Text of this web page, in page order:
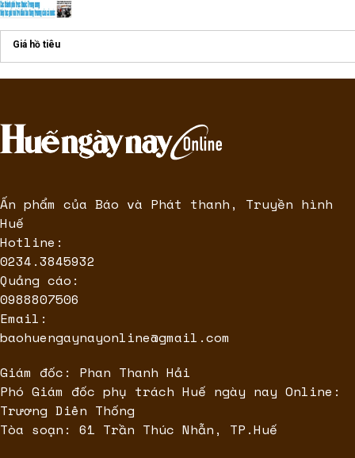
Giá hồ tiêu
Ấn phẩm của Báo và Phát thanh, Truyền hình
Huế
Hotline:
0234.3845932
Quảng cáo:
0988807506
Email:
baohuengaynayonline@gmail.com
Giám đốc: Phan Thanh Hải
Phó Giám đốc phụ trách Huế ngày nay Online:
Trương Diên Thống
Tòa soạn: 61 Trần Thúc Nhẫn, TP.Huế